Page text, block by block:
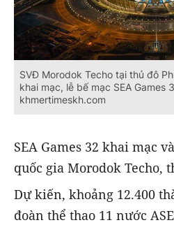
SVĐ Morodok Techo tại thủ đô
khai mạc, lễ bế mạc SEA Games
khmertimeskh.com
SEA Games 32 khai mạc
quốc gia Morodok Techo,
Dự kiến, khoảng 12.400
đoàn thể thao 11 nước